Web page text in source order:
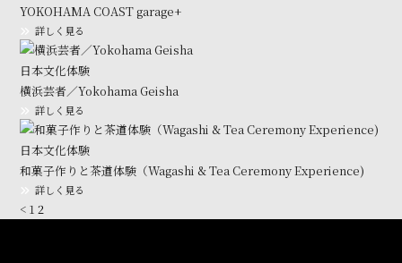
YOKOHAMA COAST garage+
詳しく見る
日本文化体験
横浜芸者／Yokohama Geisha
詳しく見る
日本文化体験
和菓子作りと茶道体験（Wagashi & Tea Ceremony Experience)
詳しく見る
< 1 2